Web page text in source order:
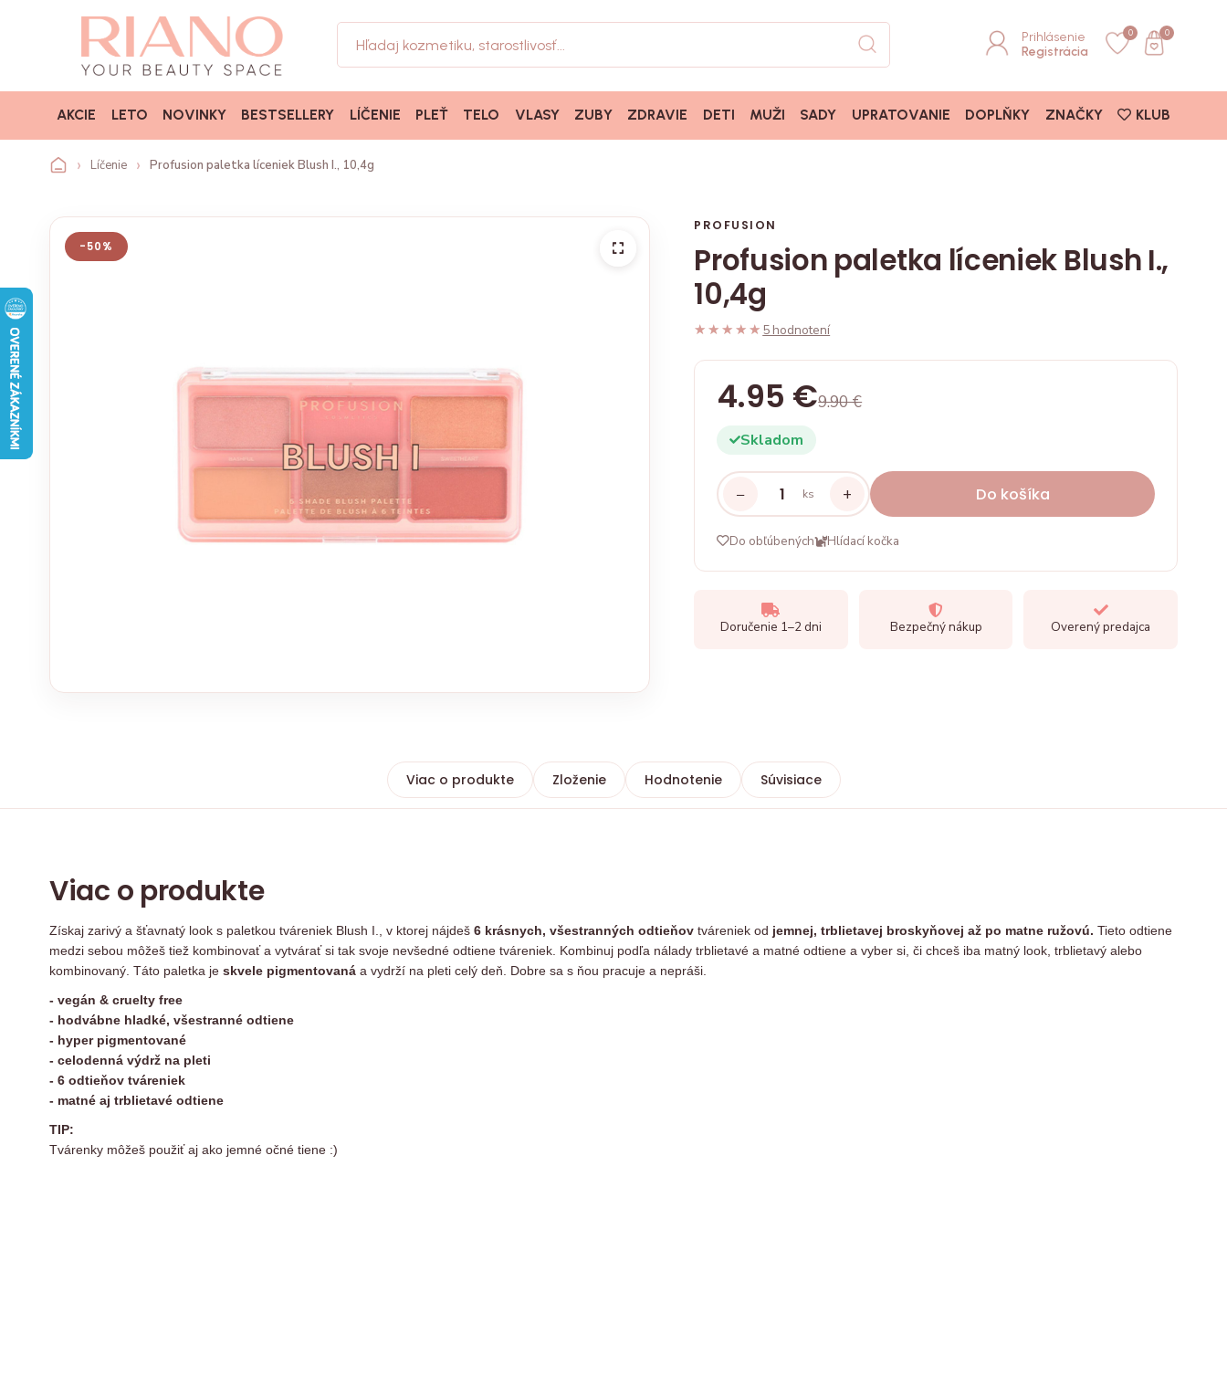
Prihlásenie
Registrácia
0 0
AKCIE LETO NOVINKY BESTSELLERY LÍČENIE PLEŤ TELO VLASY ZUBY ZDRAVIE DETI MUŽI SADY UPRATOVANIE DOPLŇKY ZNAČKY KLUB
Líčenie Profusion paletka líceniek Blush I., 10,4g
-50%
PROFUSION
Profusion paletka líceniek Blush I.,
10,4g
★★★★★
★★★★★ 5 hodnotení
4.95 €9.90 €
Skladom
− ks + Do košíka
Do obľúbených Hlídací kočka
Doručenie 1–2 dni Bezpečný nákup Overený predajca
Viac o produkte Zloženie Hodnotenie Súvisiace
Viac o produkte
Získaj zarivý a šťavnatý look s paletkou tváreniek Blush I., v ktorej nájdeš 6 krásnych, všestranných odtieňov tváreniek od jemnej, trblietavej broskyňovej až po matne ružovú. Tieto odtiene
medzi sebou môžeš tiež kombinovať a vytvárať si tak svoje nevšedné odtiene tváreniek. Kombinuj podľa nálady trblietavé a matné odtiene a vyber si, či chceš iba matný look, trblietavý alebo
kombinovaný. Táto paletka je skvele pigmentovaná a vydrží na pleti celý deň. Dobre sa s ňou pracuje a nepráši.
- vegán & cruelty free
- hodvábne hladké, všestranné odtiene
- hyper pigmentované
- celodenná výdrž na pleti
- 6 odtieňov tváreniek
- matné aj trblietavé odtiene
TIP:
Tvárenky môžeš použiť aj ako jemné očné tiene :)